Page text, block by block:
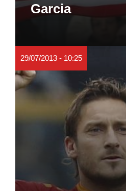
Garcia
29/07/2013 - 10:25